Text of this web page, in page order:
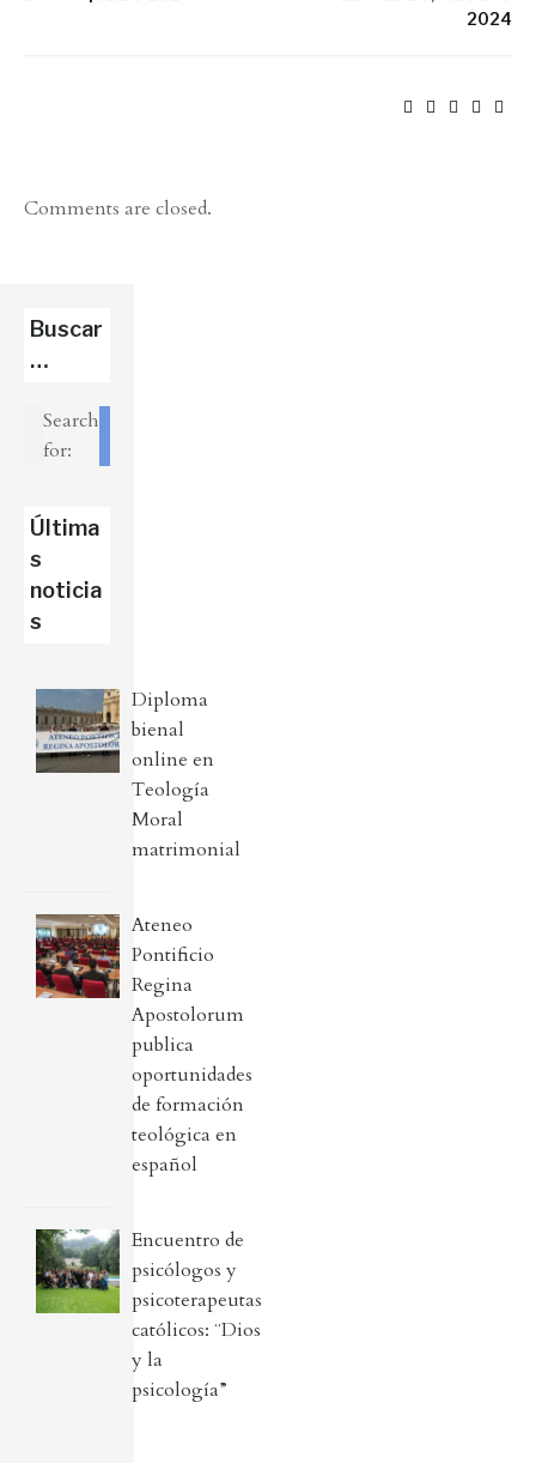
2024
Comments are closed.
Buscar
…
Search
for:
Última
s
noticia
s
Diploma
bienal
online en
Teología
Moral
matrimonial
Ateneo
Pontificio
Regina
Apostolorum
publica
oportunidades
de formación
teológica en
español
Encuentro de
psicólogos y
psicoterapeutas
católicos: ¨Dios
y la
psicología”